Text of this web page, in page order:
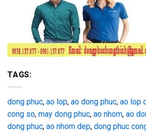
TAGS:
dong phuc, ao lop, ao dong phuc, ao lop
cong so, may dong phuc, ao nhom, ao
dong phuc, ao nhom dep, dong phuc